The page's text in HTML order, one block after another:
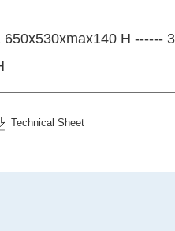
H ------
Technical Sheet